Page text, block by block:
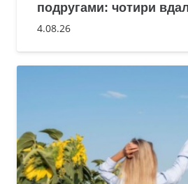
подругами: чотири
4.08.26